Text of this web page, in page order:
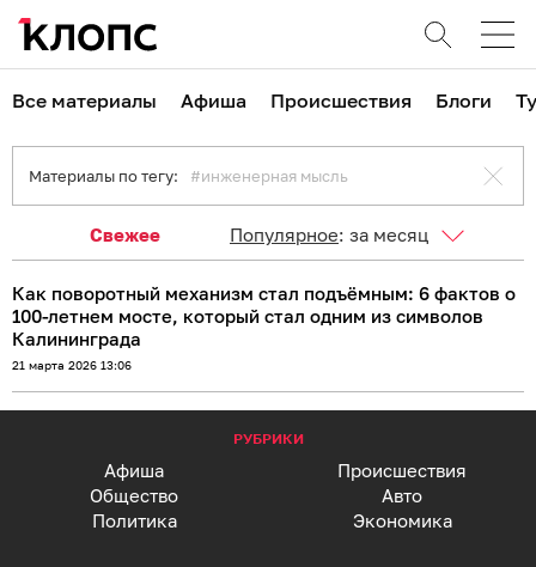
Все материалы Афиша Происшествия Блоги
Материалы по тегу: инженерная мысль
Свежее Популярное: за месяц
Как поворотный механизм стал подъёмным: 6 фактов о
100-летнем мосте, который стал одним из символов
Калининграда
21 марта 2026 13:06
РУБРИКИ
Афиша
Происшествия
Общество
Авто
Политика
Экономика